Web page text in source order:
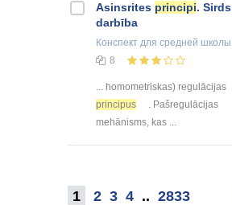
Asinsrites principi. Sirds
darbība
Конспект для средней школы
8
... homometriskas) regulācijas
principus
. Pašregulācijas
mehānisms, kas ...
1 2 3 4 .. 2833